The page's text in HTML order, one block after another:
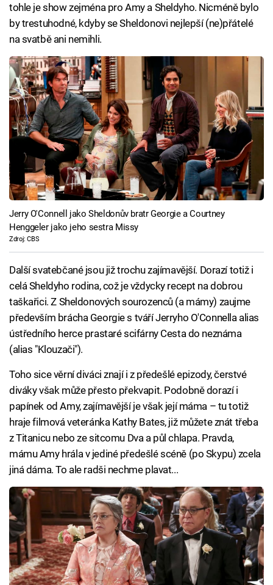
tohle je show zejména pro Amy a Sheldyho. Nicméně bylo
by trestuhodné, kdyby se Sheldonovi nejlepší (ne)přátelé
na svatbě ani nemihli.
Jerry O'Connell jako Sheldonův bratr Georgie a Courtney
Henggeler jako jeho sestra Missy
Zdroj: CBS
Další svatebčané jsou již trochu zajímavější. Dorazí totiž i
celá Sheldyho rodina, což je vždycky recept na dobrou
taškařici. Z Sheldonových sourozenců (a mámy) zaujme
především brácha Georgie s tváří Jerryho O'Connella alias
ústředního herce prastaré scifárny Cesta do neznáma
(alias "Klouzači").
Toho sice věrní diváci znají i z předešlé epizody, čerstvé
diváky však může přesto překvapit. Podobně dorazí i
papínek od Amy, zajímavější je však její máma – tu totiž
hraje filmová veteránka Kathy Bates, již můžete znát třeba
z Titanicu nebo ze sitcomu Dva a půl chlapa. Pravda,
mámu Amy hrála v jediné předešlé scéně (po Skypu) zcela
jiná dáma. To ale radši nechme plavat...